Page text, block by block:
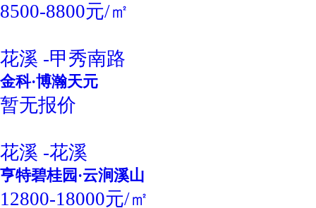
8500-8800元/㎡
花溪 -甲秀南路
金科·博瀚天元
暂无报价
花溪 -花溪
亨特碧桂园·云涧溪山
12800-18000元/㎡